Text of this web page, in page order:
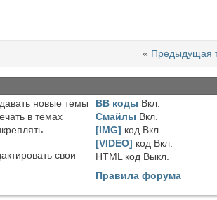
« Предыдущая
новые темы
в темах
свои
BB коды Вкл.
Смайлы Вкл.
[IMG] код Вкл.
[VIDEO] код Вкл.
HTML код Выкл.
Правила форума